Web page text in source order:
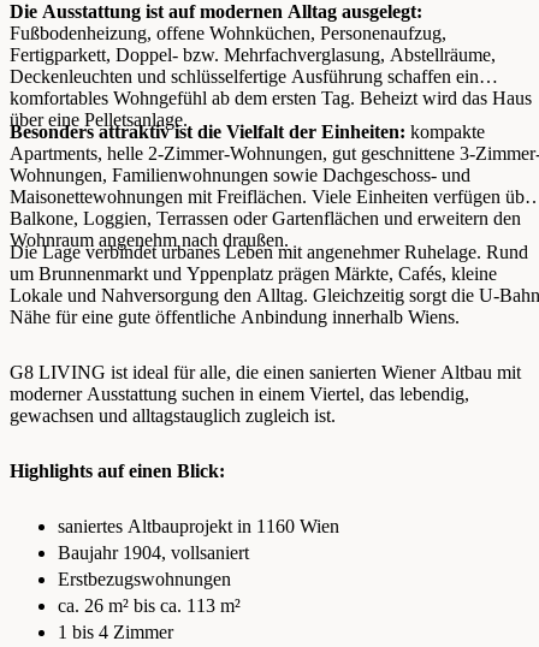
Die Ausstattung ist auf modernen Alltag ausgelegt:
Fußbodenheizung, offene Wohnküchen, Personenaufzug,
Fertigparkett, Doppel- bzw. Mehrfachverglasung, Abstellräume,
Deckenleuchten und schlüsselfertige Ausführung schaffen ein
komfortables Wohngefühl ab dem ersten Tag. Beheizt wird das Haus
über eine Pelletsanlage.
Besonders attraktiv ist die Vielfalt der Einheiten: kompakte
Apartments, helle 2-Zimmer-Wohnungen, gut geschnittene 3-
Wohnungen, Familienwohnungen sowie Dachgeschoss- und
Maisonettewohnungen mit Freiflächen. Viele Einheiten verfügen über
Balkone, Loggien, Terrassen oder Gartenflächen und erweitern den
Wohnraum angenehm nach draußen.
Die Lage verbindet urbanes Leben mit angenehmer Ruhelage. Rund
um Brunnenmarkt und Yppenplatz prägen Märkte, Cafés, kleine
Lokale und Nahversorgung den Alltag. Gleichzeitig sorgt die U-
Nähe für eine gute öffentliche Anbindung innerhalb Wiens.
G8 LIVING ist ideal für alle, die einen sanierten Wiener Altbau mit
moderner Ausstattung suchen in einem Viertel, das lebendig,
gewachsen und alltagstauglich zugleich ist.
Highlights auf einen Blick:
saniertes Altbauprojekt in 1160 Wien
Baujahr 1904, vollsaniert
Erstbezugswohnungen
ca. 26 m² bis ca. 113 m²
1 bis 4 Zimmer